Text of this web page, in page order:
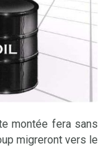
montée fera sans
migreront vers le